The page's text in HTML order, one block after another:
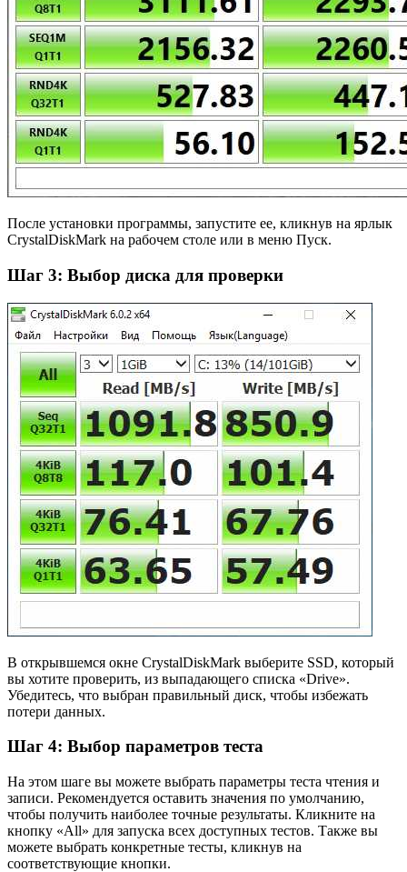
После установки программы, запустите ее, кликнув на ярлык
CrystalDiskMark на рабочем столе или в меню Пуск.
Шаг 3: Выбор диска для проверки
В открывшемся окне CrystalDiskMark выберите SSD, который
вы хотите проверить, из выпадающего списка «Drive».
Убедитесь, что выбран правильный диск, чтобы избежать
потери данных.
Шаг 4: Выбор параметров теста
На этом шаге вы можете выбрать параметры теста чтения и
записи. Рекомендуется оставить значения по умолчанию,
чтобы получить наиболее точные результаты. Кликните на
кнопку «All» для запуска всех доступных тестов. Также вы
можете выбрать конкретные тесты, кликнув на
соответствующие кнопки.